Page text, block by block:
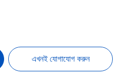
এখনই যোগাযোগ করুন